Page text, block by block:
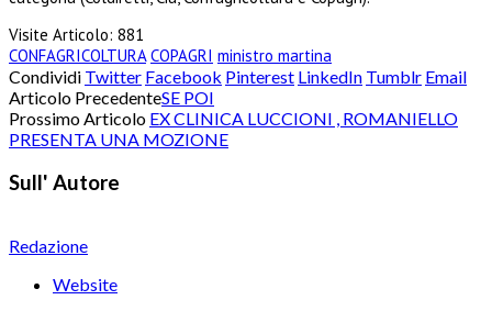
Visite Articolo: 881
CONFAGRICOLTURA COPAGRI ministro martina
Condividi Twitter Facebook Pinterest LinkedIn Tumblr Email
Articolo PrecedenteSE POI
Prossimo Articolo EX CLINICA LUCCIONI , ROMANIELLO
PRESENTA UNA MOZIONE
Sull' Autore
Redazione
Website